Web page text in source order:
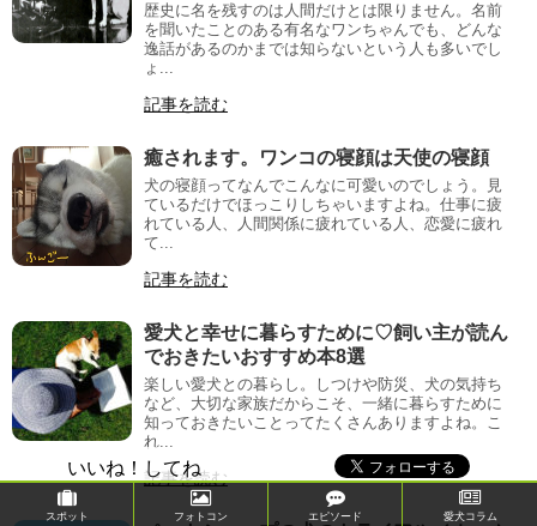
いいね！してね
歴史に名を残すのは人間だけとは限りません。名前
を聞いたことのある有名なワンちゃんでも、どんな
逸話があるのかまでは知らないという人も多いでし
ょ...
記事を読む
癒されます。ワンコの寝顔は天使の寝顔
犬の寝顔ってなんでこんなに可愛いのでしょう。見
ているだけでほっこりしちゃいますよね。仕事に疲
れている人、人間関係に疲れている人、恋愛に疲れ
て...
記事を読む
愛犬と幸せに暮らすために♡飼い主が読ん
でおきたいおすすめ本8選
楽しい愛犬との暮らし。しつけや防災、犬の気持ち
など、大切な家族だからこそ、一緒に暮らすために
知っておきたいことってたくさんありますよね。こ
れ...
記事を読む
スポット フォトコン エピソード 愛犬コラム